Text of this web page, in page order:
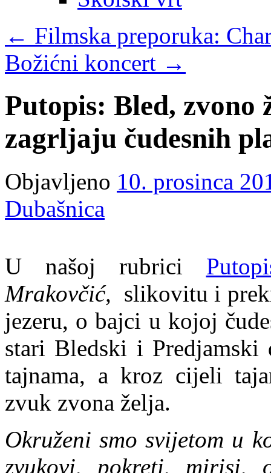
← Filmska preporuka:
Božićni koncert →
Putopis: Bled,
zagrljaju čudesnih
Objavljeno 10. prosinca
Dubašnica
U našoj rubrici
Mrakovčić, slikovitu i
jezeru, o bajci u kojoj
stari Bledski i
tajnama, a kroz cijeli
zvuk zvona želja.
Okruženi smo svijetom u
zvukovi, pokreti, mirisi,